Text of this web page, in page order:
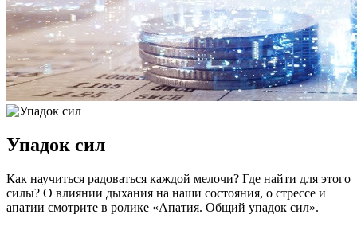
Упадок сил
Кaк научиться радоваться каждой мелочи? Где найти для этого
силы? О влиянии дыхания на наши состояния, о стрессе и
апатии смотрите в ролике «Апатия. Общий упадок сил».